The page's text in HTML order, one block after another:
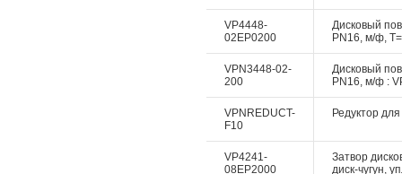
VP4448-
02EP0200
Дисковый
PN16, м/ф,
VPN3448-02-
200
Дисковый
PN16, м/ф :
VPNREDUCT-
F10
Редуктор
VP4241-
08EP2000
Затвор
диск-чугун,